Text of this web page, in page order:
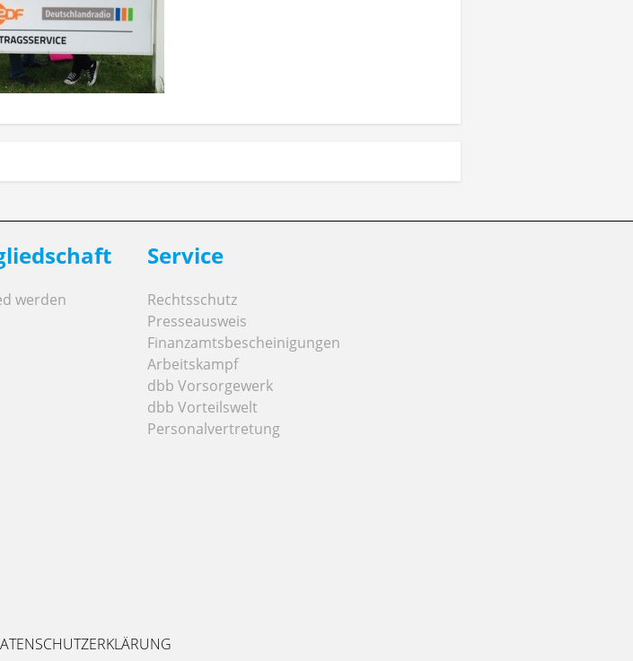
werden
Service
Rechtsschutz
Presseausweis
Finanzamtsbescheinigungen
Arbeitskampf
dbb Vorsorgewerk
dbb Vorteilswelt
Personalvertretung